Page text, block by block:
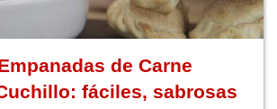
de Carne
fáciles, sabrosas